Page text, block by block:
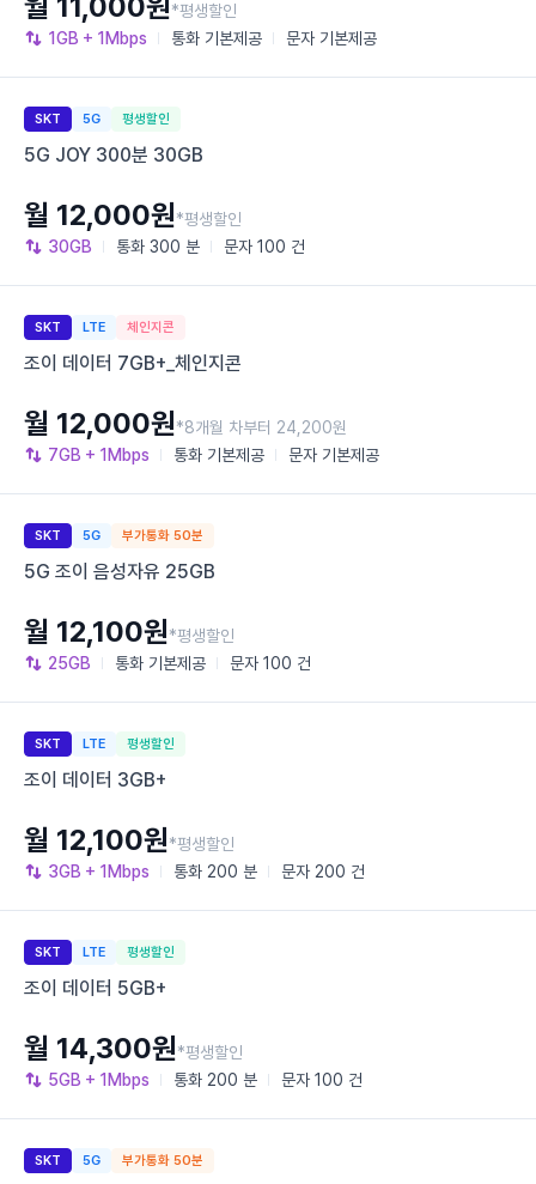
1GB + 1Mbps 통화 기본제공 문자 기본제공
*평생할인
SKT 5G 평생할인
5G JOY 300분 30GB
30GB 통화 300 분 문자 100 건
월 12,000원*평생할인
SKT LTE 체인지콘
조이 데이터 7GB+_체인지콘
7GB + 1Mbps 통화 기본제공 문자 기본제공
월 12,000원*8개월 차부터 24,200원
SKT 5G 부가통화 50분
5G 조이 음성자유 25GB
25GB 통화 기본제공 문자 100 건
월 12,100원*평생할인
SKT LTE 평생할인
조이 데이터 3GB+
3GB + 1Mbps 통화 200 분 문자 200 건
월 12,100원*평생할인
SKT LTE 평생할인
조이 데이터 5GB+
5GB + 1Mbps 통화 200 분 문자 100 건
월 14,300원*평생할인
SKT 5G 부가통화 50분